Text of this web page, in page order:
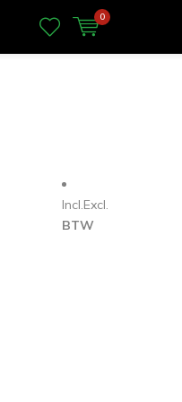
0
Incl.Excl.
BTW